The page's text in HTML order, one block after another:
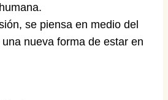
se piensa en medio del
nueva forma de estar en